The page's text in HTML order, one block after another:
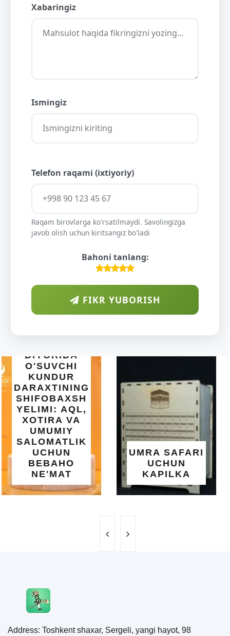
Xabaringiz
Ismingiz
Telefon raqami (ixtiyoriy)
Raqam birovlarga ko'rsatilmaydi. Savolingizga
javob olish uchun kiritsangiz bo'ladi
Bahoni tanlang:
FIKR YUBORISH
UMRA SAFARI
UCHUN
KAPILKA
INTEX EASY
SET BASSEYN
| 183X51 SM |
OSON
O'RNATILUVCHI
YOZGI
SALQINLIK VA
MAROQ
Address: Toshkent shaxar, Sergeli, yangi hayot, 98